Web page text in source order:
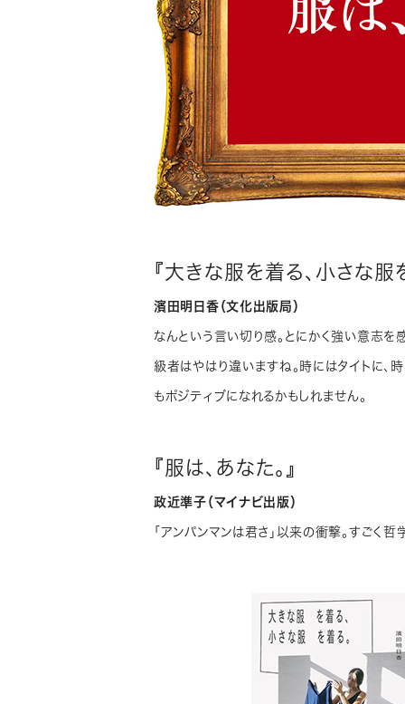
『大きな服を着る、小さな服
濱田明日香（文化出版局）
なんという言い切り感。とにかく強い意志を
級者はやはり違いますね。時にはタイトに、
もポジティブになれるかもしれません。
『服は、あなた。』
政近準子（マイナビ出版）
「アンパンマンは君さ」以来の衝撃。すごく哲